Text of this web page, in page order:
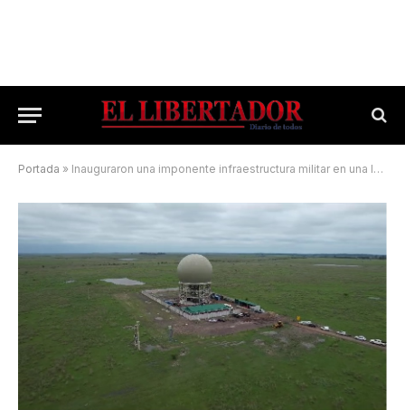
Portada » Inauguraron una imponente infraestructura militar en una localidad del Interior